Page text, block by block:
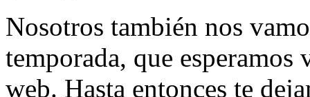
Nosotros también nos
temporada, que esperamos
web. Hasta entonces te